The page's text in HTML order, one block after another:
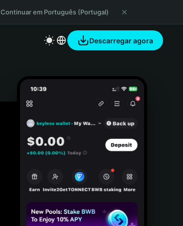
Continuar em Português (Portugal)
Descarregar agora